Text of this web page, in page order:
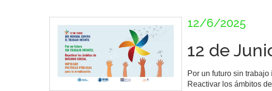
12/6/2025
12 de
Por un futuro sin trabajo
Reactivar los ámbitos